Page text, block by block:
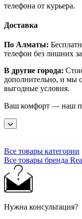
телефона от курьера.
Доставка
По Алматы:
телефон без лишних
В другие города:
дополнительно, и мы
выгодные условия.
Ваш комфорт — наш
Все товары категории
Все товары бренда
Нужна консультация?